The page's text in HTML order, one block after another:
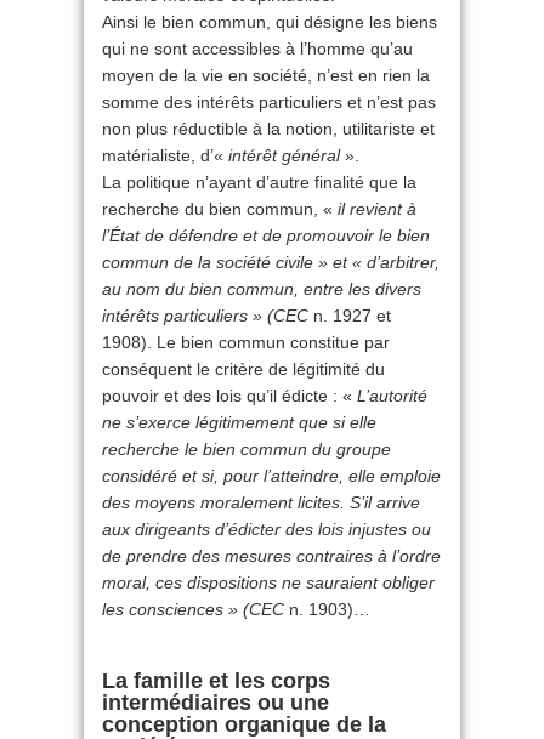
Ainsi le bien commun, qui désigne les biens
qui ne sont accessibles à l’homme qu’au
moyen de la vie en société, n’est en rien la
somme des intérêts particuliers et n’est pas
non plus réductible à la notion, utilitariste et
matérialiste, d’« intérêt général».
La politique n’ayant d’autre finalité que la
recherche du bien commun, « il revient à
l’État de défendre et de promouvoir le bien
commun de la société civile » et « d’arbitrer,
au nom du bien commun, entre les divers
intérêts particuliers » (CEC n. 1927 et
1908). Le bien commun constitue par
conséquent le critère de légitimité du
pouvoir et des lois qu’il édicte : « L’autorité
ne s’exerce légitimement que si elle
recherche le bien commun du groupe
considéré et si, pour l’atteindre, elle emploie
des moyens moralement licites. S’il arrive
aux dirigeants d’édicter des lois injustes ou
de prendre des mesures contraires à l’ordre
moral, ces dispositions ne sauraient obliger
les consciences » (CEC n. 1903)…
La famille et les corps
intermédiaires ou une
conception organique de la